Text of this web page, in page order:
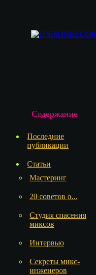
Содержание
Последние
публикации
Статьи
Мастеринг
20 советов о...
Студия спасения
миксов
Интервью
Секреты микс-
инженеров